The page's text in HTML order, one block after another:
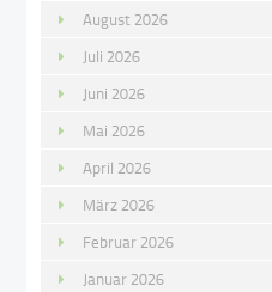
August 2026
Juli 2026
Juni 2026
Mai 2026
April 2026
März 2026
Februar 2026
Januar 2026